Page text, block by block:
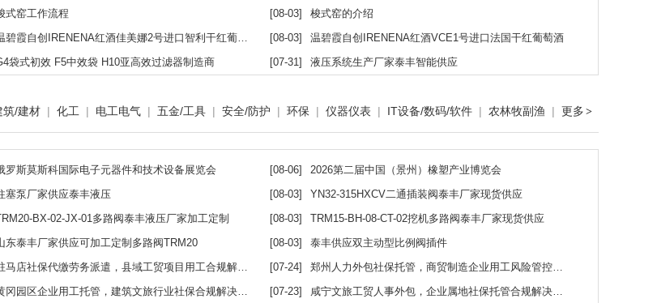
式窑工作流程 [08-03]
梭式窑的介绍
碧霞自创IRENENA红酒佳美娜2号进口智利干红葡萄酒 [08-03]
温碧霞自创IRENENA红酒VCE1号进口法国干红葡萄酒
袋式初效 F5中效袋 H10亚高效过滤器制造商 [07-31] 液压系统生产厂家泰丰智能供应
筑/建材 | 化工 | 电工电气 | 五金/工具 | 安全/防护 | 环保 | 仪器仪表 | IT设备/数码/软件 | 农林牧副渔 | 更多 >
罗斯莫斯科国际电子元器件和技术设备展览会 [08-06]
2026第二届中国（景州）橡塑产业博览会
塞泵厂家供应泰丰液压 [08-03]
YN32-315HXCV二通插装阀泰丰厂家现货供应
BX-02-JX-01多路阀泰丰液压厂家加工定制 [08-03]
TRM15-BH-08-CT-02挖机多路阀泰丰厂家现货供应
东泰丰厂家供应可加工定制多路阀TRM20 [08-03]
泰丰供应双主动型比例阀插件
马店社保代缴劳务派遣，县域工贸项目用工合规解决方案 [07-24]
郑州人力外包社保托管，商贸制造企业用工风险管控方案
冈园区企业用工托管，建筑文旅行业社保合规解决方案 [07-23]
咸宁文旅工贸人事外包，企业属地社保托管合规解决方案